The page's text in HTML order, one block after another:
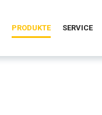
PRODUKTE SERVICE